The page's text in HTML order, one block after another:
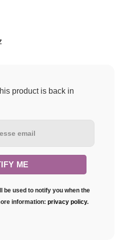
product is back in
be used to notify you when the
information: privacy policy.